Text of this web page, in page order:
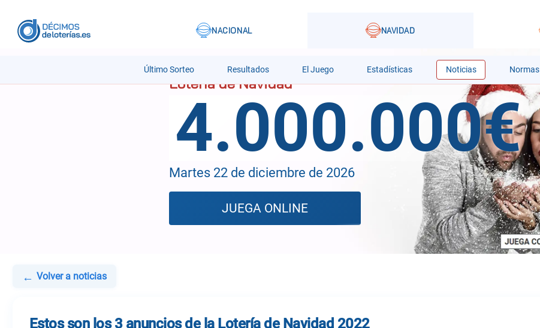
Último Sorteo Resultados El Juego Estadísticas Noticias Normas
← Volver a noticias
Estos son los 3 anuncios de la Lotería de Navidad 2022
4.000.000€
Martes 22 de diciembre de 2026
JUEGA ONLINE